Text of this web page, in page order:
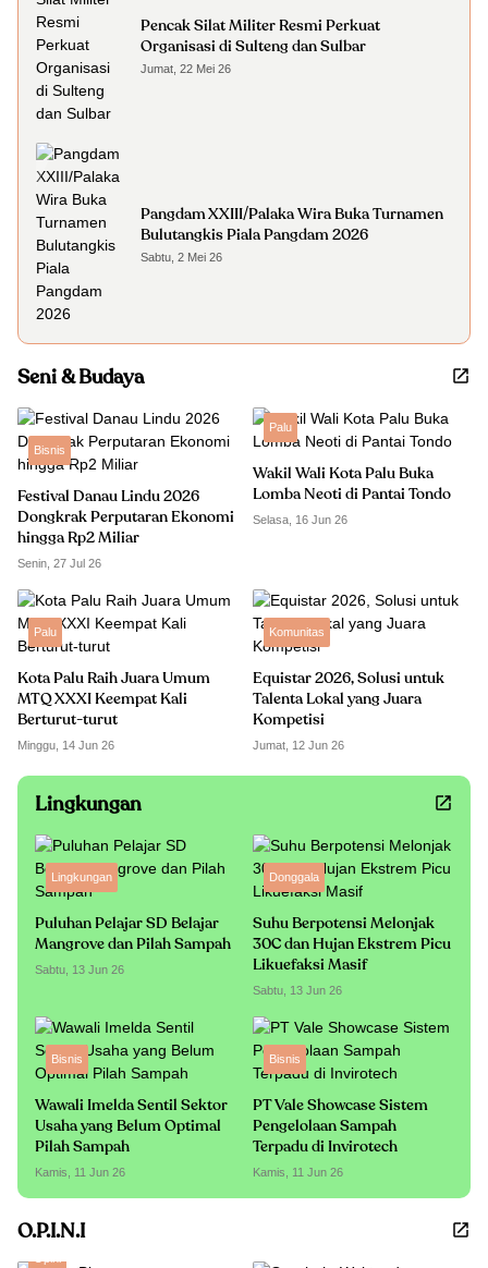
Pencak Silat Militer Resmi Perkuat
Organisasi di Sulteng dan Sulbar
Jumat, 22 Mei 26
Pangdam XXIII/Palaka Wira Buka Turnamen
Bulutangkis Piala Pangdam 2026
Sabtu, 2 Mei 26
Seni & Budaya
Bisnis
Festival Danau Lindu 2026
Dongkrak Perputaran Ekonomi
hingga Rp2 Miliar
Senin, 27 Jul 26
Palu
Wakil Wali Kota Palu Buka
Lomba Neoti di Pantai Tondo
Selasa, 16 Jun 26
Palu
Kota Palu Raih Juara Umum
MTQ XXXI Keempat Kali
Berturut-turut
Minggu, 14 Jun 26
Komunitas
Equistar 2026, Solusi untuk
Talenta Lokal yang Juara
Kompetisi
Jumat, 12 Jun 26
Lingkungan
Lingkungan
Puluhan Pelajar SD Belajar
Mangrove dan Pilah Sampah
Sabtu, 13 Jun 26
Donggala
Suhu Berpotensi Melonjak
30C dan Hujan Ekstrem Picu
Likuefaksi Masif
Sabtu, 13 Jun 26
Bisnis
Wawali Imelda Sentil Sektor
Usaha yang Belum Optimal
Pilah Sampah
Kamis, 11 Jun 26
Bisnis
PT Vale Showcase Sistem
Pengelolaan Sampah
Terpadu di Invirotech
Kamis, 11 Jun 26
O.P.I.N.I